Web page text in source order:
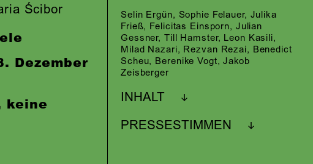
Ścibor
Dezember
keine
Selin Ergün, Sophie Felauer, Julika
Frieß, Felicitas Einsporn, Julian
Gessner, Till Hamster, Leon Kasili,
Milad Nazari, Rezvan Rezai, Benedict
Scheu, Berenike Vogt,Jakob
Zeisberger
INHALT
PRESSESTIMMEN